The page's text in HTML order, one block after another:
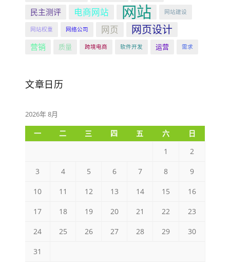
民主测评 电商网站 网站 网站建设
网站权重 网络公司 网页 网页设计
营销 质量 跨境电商 软件开发 运营 需求
文章日历
2026年 8月
一 二 三 四 五 六
日
1
2
3 4 5 6 7 8 9
10 11 12 13 14 15 16
17 18 19 20 21 22 23
24 25 26 27 28 29 30
31